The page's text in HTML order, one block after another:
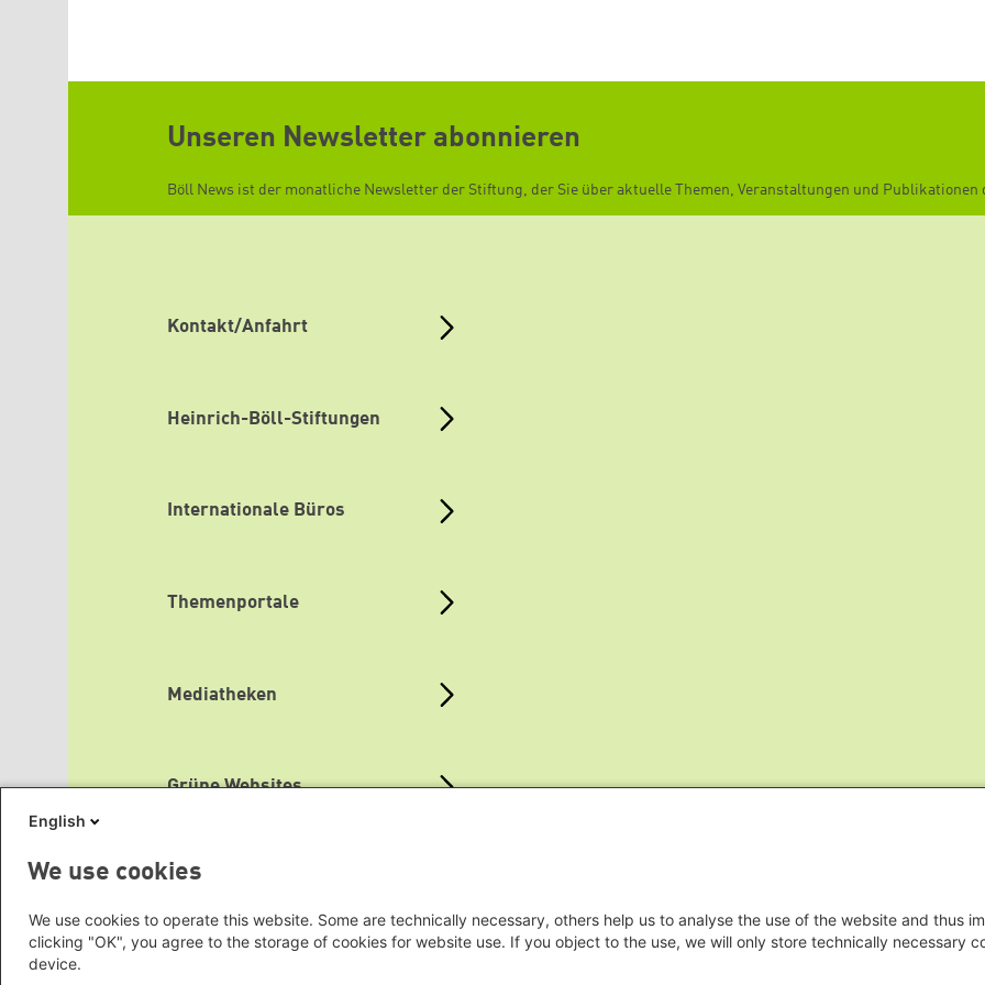
Unseren Newsletter abonnieren
Böll News ist der monatliche Newsletter der Stiftung, der Sie über aktuelle Themen, Veranstaltungen und
Kontakt/Anfahrt
Heinrich-Böll-Stiftungen
Internationale Büros
Themenportale
Mediatheken
Grüne Websites
Social Links
English
We use cookies
We use cookies to operate this website. Some are technically necessary, others help us to analyse the use of the website and thus
clicking "OK", you agree to the storage of cookies for website use. If you object to the use, we will only store technically necessary
device.